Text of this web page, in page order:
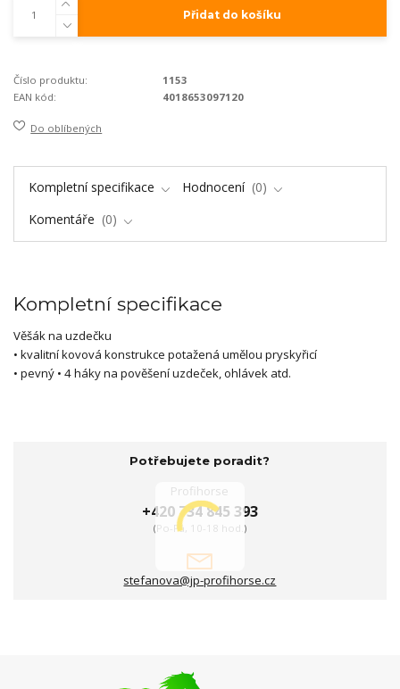
Přidat do košíku
Číslo produktu:
1153
EAN kód:
4018653097120
Do oblíbených
Kompletní specifikace Hodnocení
0
Komentáře
0
Kompletní specifikace
Věšák na uzdečku
• kvalitní kovová konstrukce potažená umělou pryskyřicí
• pevný • 4 háky na pověšení uzdeček, ohlávek atd.
Potřebujete poradit?
Profihorse
+420 734 845 393
(Po-Pá, 10-18 hod.)
stefanova@jp-profihorse.cz